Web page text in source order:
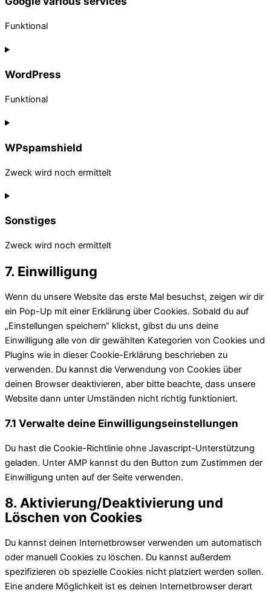
Funktional
Consent
service
various-
WordPress
Funktional
Consent
service
wordpress
WPspamshield
Zweck wird noch ermittelt
Consent
service
wpspamshield
Sonstiges
Zweck wird noch ermittelt
Consent
to
service
sonstiges
7. Einwilligung
Wenn du unsere Website das erste Mal besuchst, zeigen wir dir
ein Pop-Up mit einer Erklärung über Cookies. Sobald du auf
„Einstellungen speichern“ klickst, gibst du uns deine
Einwilligung alle von dir gewählten Kategorien von Cookies und
Plugins wie in dieser Cookie-Erklärung beschrieben zu
verwenden. Du kannst die Verwendung von Cookies über
deinen Browser deaktivieren, aber bitte beachte, dass unsere
Website dann unter Umständen nicht richtig funktioniert.
7.1 Verwalte deine Einwilligungseinstellungen
Du hast die Cookie-Richtlinie ohne Javascript-Unterstützung
geladen. Unter AMP kannst du den Button zum Zustimmen der
Einwilligung unten auf der Seite verwenden.
8. Aktivierung/Deaktivierung und
Löschen von Cookies
Du kannst deinen Internetbrowser verwenden um automatisch
oder manuell Cookies zu löschen. Du kannst außerdem
spezifizieren ob spezielle Cookies nicht platziert werden sollen.
Eine andere Möglichkeit ist es deinen Internetbrowser derart